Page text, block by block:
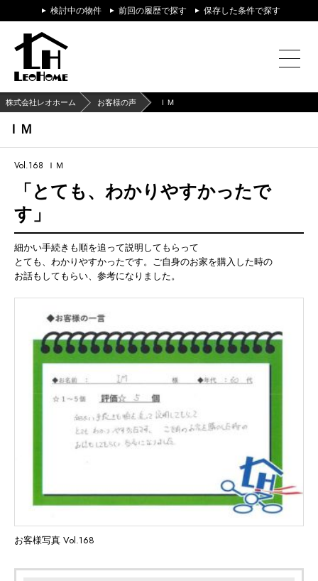
検討中の物件 前回の履歴で探す 保存した条件で探す
株式会社レオホーム お客様の声 ＩＭ
ＩＭ
Vol.168 ＩＭ
「とても、わかりやすかったで
す」
細かい手続きも順を追って説明してもらって
とても、わかりやすかったです。ご自身のお家を購入した時の
お話もしてもらい、参考になりました。
お客様写真 Vol.168